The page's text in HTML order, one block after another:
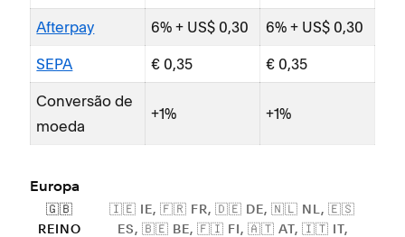
Afterpay 6% + US$ 0,30 6% + US$ 0,30
SEPA € 0,35 € 0,35
Conversão de
moeda
+1% +1%
Europa
🇬🇧
REINO
🇮🇪 IE, 🇫🇷 FR, 🇩🇪 DE, 🇳🇱 NL, 🇪🇸
ES, 🇧🇪 BE, 🇫🇮 FI, 🇦🇹 AT, 🇮🇹 IT,